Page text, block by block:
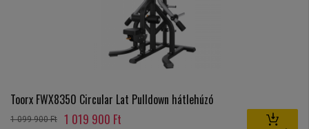
Toorx FWX8350 Circular Lat Pulldown hátlehúzó
1 099 900 Ft 1 019 900 Ft